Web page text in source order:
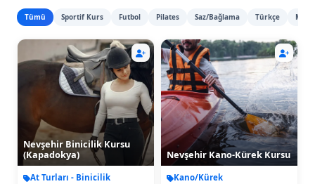
Tümü Sportif Kurs Futbol Pilates Saz/Bağlama Türkçe
Nevşehir Binicilik Kursu
(Kapadokya)
At Turları - Binicilik
Nevşehir Kano-Kürek Kursu
Kano/Kürek